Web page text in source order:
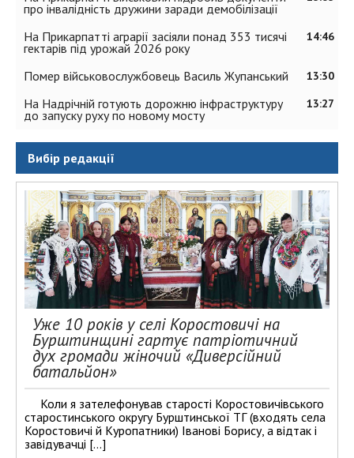
про інвалідність дружини заради демобілізації
14:46
На Прикарпатті аграрії засіяли понад 353 тисячі
гектарів під урожай 2026 року
13:30
Помер військовослужбовець Василь Жупанський
13:27
На Надрічній готують дорожню інфраструктуру
до запуску руху по новому мосту
Вибір редакції
Уже 10 років у селі Коростовичі на
Бурштинщині гартує патріотичний
дух громади жіночий «Диверсійний
батальйон»
Коли я зателефонував старості Коростовичівського
старостинського округу Бурштинської ТГ (входять села
Коростовичі й Куропатники) Іванові Борису, а відтак і
завідувачці […]